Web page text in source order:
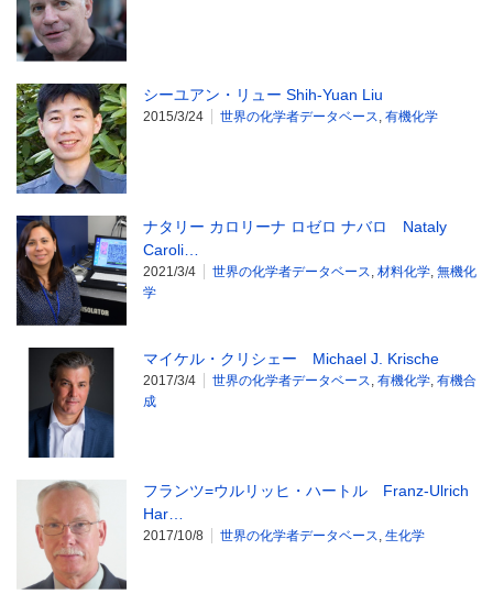
シーユアン・リュー Shih-Yuan Liu
2015/3/24 世界の化学者データベース, 有機化学
ナタリー カロリーナ ロゼロ ナバロ Nataly
Caroli…
2021/3/4 世界の化学者データベース, 材料化学, 無機化
学
マイケル・クリシェー Michael J. Krische
2017/3/4 世界の化学者データベース, 有機化学, 有機合
成
フランツ=ウルリッヒ・ハートル Franz-Ulrich
Har…
2017/10/8 世界の化学者データベース, 生化学